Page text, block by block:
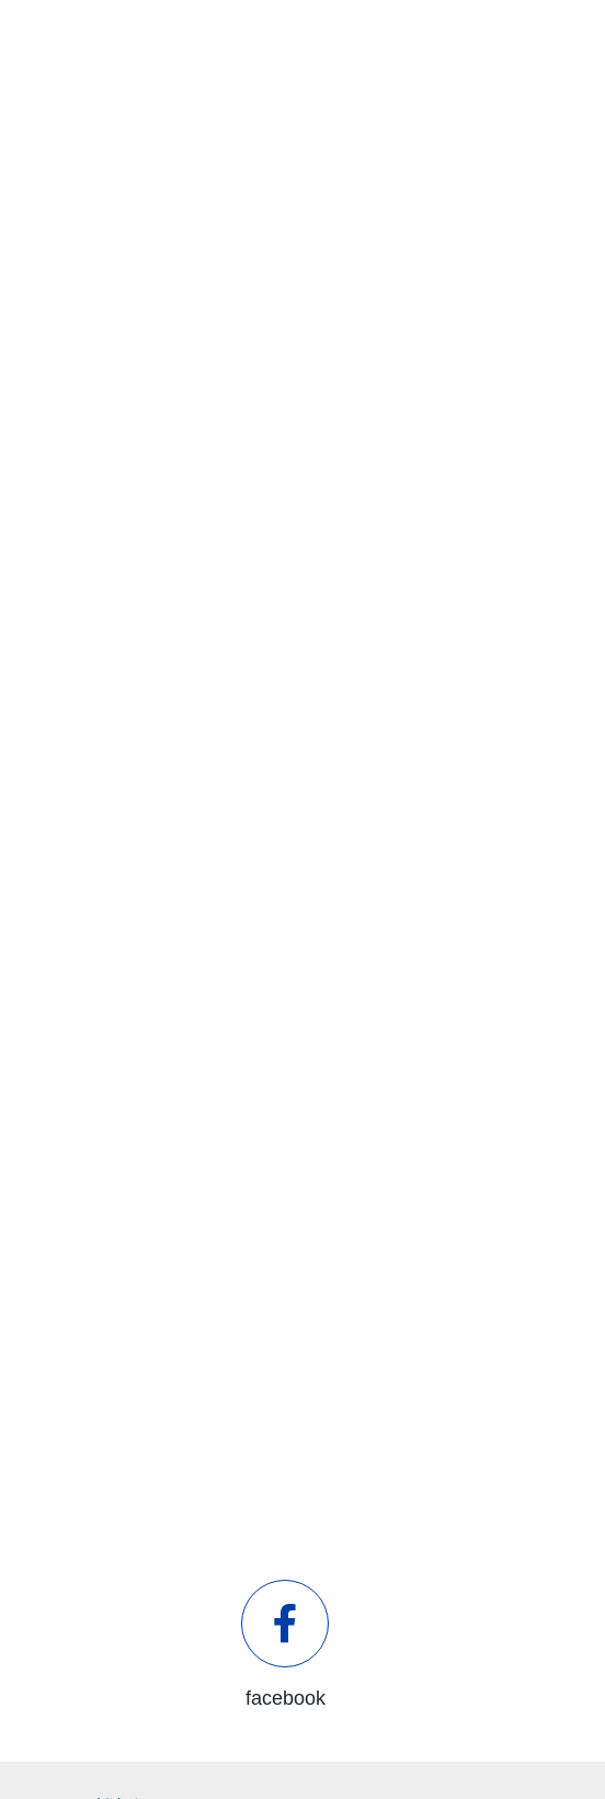
facebook